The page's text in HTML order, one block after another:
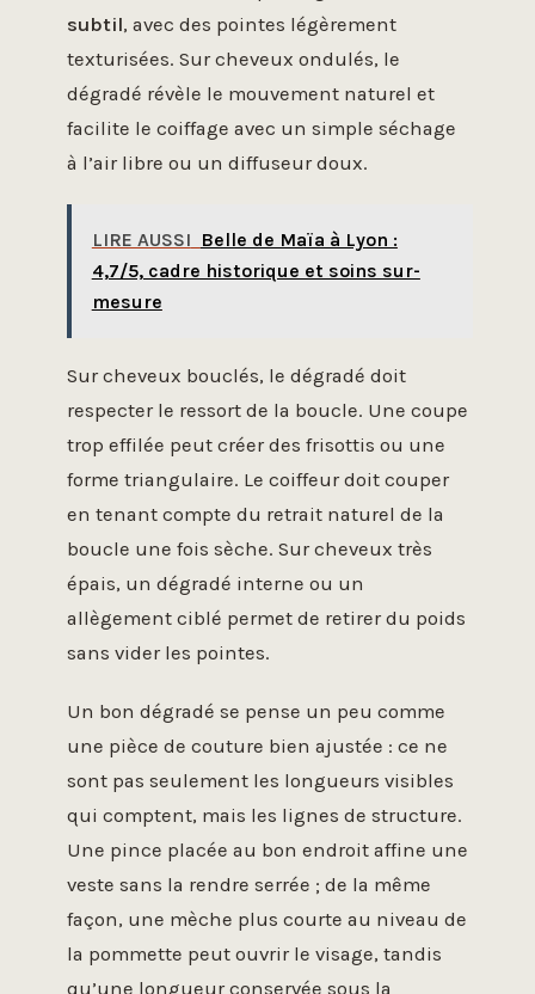
subtil, avec des pointes légèrement
texturisées. Sur cheveux ondulés, le
dégradé révèle le mouvement naturel et
facilite le coiffage avec un simple séchage
à l’air libre ou un diffuseur doux.
LIRE AUSSI Belle de Maïa à Lyon :
4,7/5, cadre historique et soins sur-
mesure
Sur cheveux bouclés, le dégradé doit
respecter le ressort de la boucle. Une coupe
trop effilée peut créer des frisottis ou une
forme triangulaire. Le coiffeur doit couper
en tenant compte du retrait naturel de la
boucle une fois sèche. Sur cheveux très
épais, un dégradé interne ou un
allègement ciblé permet de retirer du poids
sans vider les pointes.
Un bon dégradé se pense un peu comme
une pièce de couture bien ajustée : ce ne
sont pas seulement les longueurs visibles
qui comptent, mais les lignes de structure.
Une pince placée au bon endroit affine une
veste sans la rendre serrée ; de la même
façon, une mèche plus courte au niveau de
la pommette peut ouvrir le visage, tandis
qu’une longueur conservée sous la